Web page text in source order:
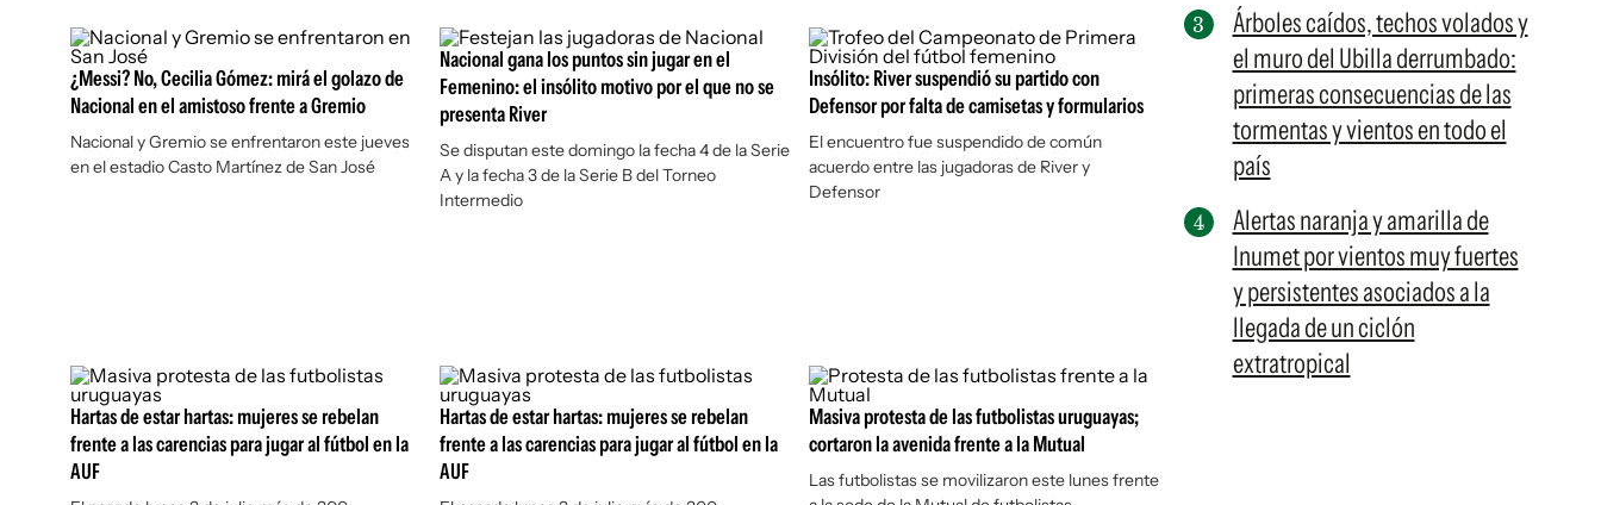
¿Messi? No, Cecilia Gómez: mirá el golazo de
Nacional en el amistoso frente a Gremio
Nacional y Gremio se enfrentaron este jueves
en el estadio Casto Martínez de San José
Nacional gana los puntos sin jugar en el
Femenino: el insólito motivo por el que no se
presenta River
Se disputan este domingo la fecha 4 de la Serie
A y la fecha 3 de la Serie B del Torneo
Intermedio
Insólito: River suspendió su partido con
Defensor por falta de camisetas y formularios
El encuentro fue suspendido de común
acuerdo entre las jugadoras de River y
Defensor
Hartas de estar hartas: mujeres se rebelan
frente a las carencias para jugar al fútbol en la
AUF
Hartas de estar hartas: mujeres se rebelan
frente a las carencias para jugar al fútbol en la
AUF
Masiva protesta de las futbolistas uruguayas;
cortaron la avenida frente a la Mutual
Las futbolistas se movilizaron este lunes frente
Árboles caídos, techos volados y
el muro del Ubilla derrumbado:
primeras consecuencias de las
tormentas y vientos en todo el
país
Alertas naranja y amarilla de
Inumet por vientos muy fuertes
y persistentes asociados a la
llegada de un ciclón
extratropical